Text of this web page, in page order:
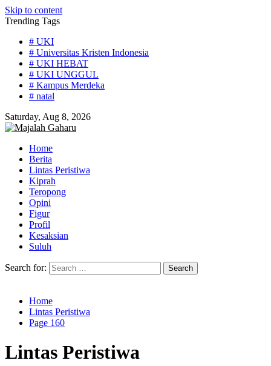
Skip to content
Trending Tags
# UKI
# Universitas Kristen Indonesia
# UKI HEBAT
# UKI UNGGUL
# Kampus Merdeka
# natal
Saturday, Aug 8, 2026
Home
Berita
Lintas Peristiwa
Kiprah
Teropong
Opini
Figur
Profil
Kesaksian
Suluh
Search for:
Home
Lintas Peristiwa
Page 160
Lintas Peristiwa